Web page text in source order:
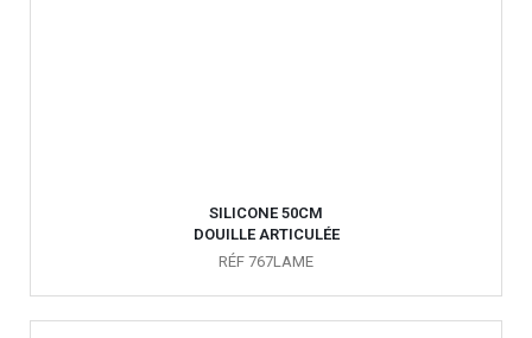
SILICONE 50CM
DOUILLE ARTICULÉE
RÉF 767LAME